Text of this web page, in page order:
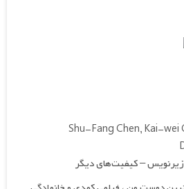
– کیفیت‌های دیگر